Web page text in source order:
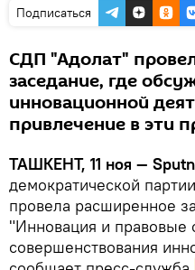
Подписаться
СДП "Адолат"
заседание, где
инновационной
привлечение в эти
ТАШКЕНТ, 11 ноя —
демократической
провела расширенное
"Инновация и правовые
совершенствования